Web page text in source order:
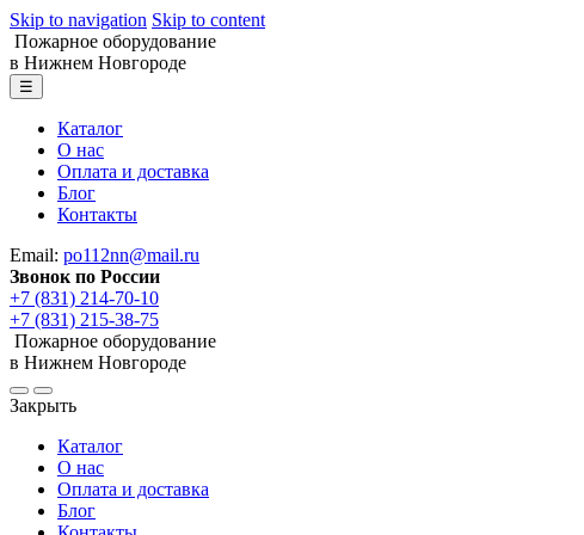
Skip to navigation Skip to content
Пожарное оборудование
в Нижнем Новгороде
☰
Каталог
О нас
Оплата и доставка
Блог
Контакты
Email: po112nn@mail.ru
Звонок по России
+7 (831) 214-70-10
+7 (831) 215-38-75
Пожарное оборудование
в Нижнем Новгороде
Закрыть
Каталог
О нас
Оплата и доставка
Блог